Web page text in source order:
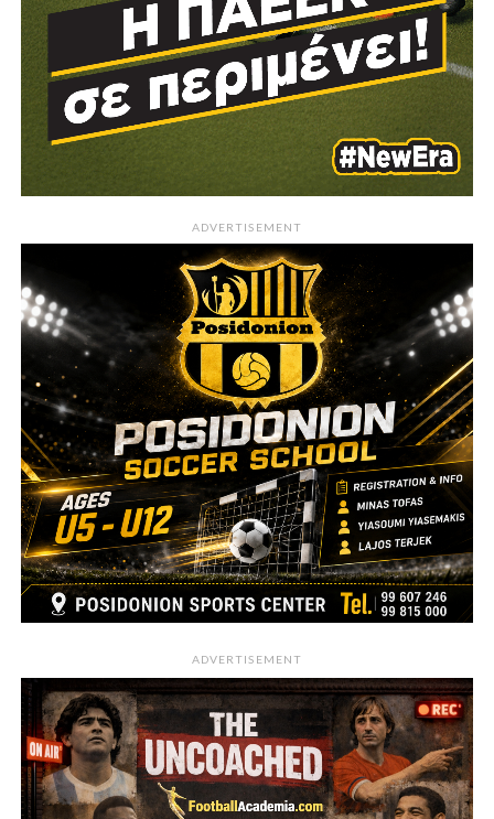
ADVERTISEMENT
ADVERTISEMENT